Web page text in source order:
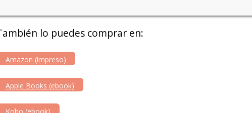
lo puedes comprar en:
Amazon (impreso)
Apple Books (ebook)